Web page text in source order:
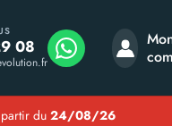
08
du 24/08/26